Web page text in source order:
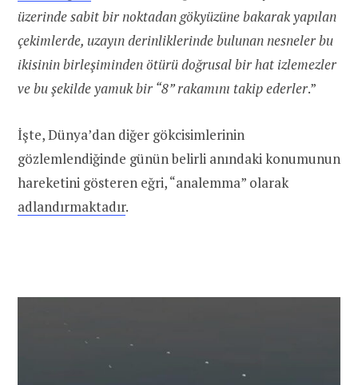
üzerinde sabit bir noktadan gökyüzüne bakarak yapılan
çekimlerde, uzayın derinliklerinde bulunan nesneler bu
ikisinin birleşiminden ötürü doğrusal bir hat izlemezler
ve bu şekilde yamuk bir “8” rakamını takip ederler.”
İşte, Dünya’dan diğer gökcisimlerinin
gözlemlendiğinde günün belirli anındaki konumunun
hareketini gösteren eğri, “analemma” olarak
adlandırmaktadır.